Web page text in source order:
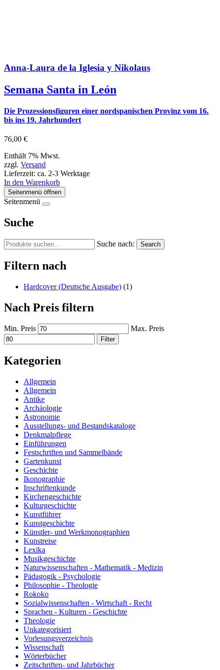
Anna-Laura de la Iglesia y Nikolaus
Semana Santa in León
Die Prozessionsfiguren einer nordspanischen Provinz vom 16.
bis ins 19. Jahrhundert
76,00 €
Enthält 7% Mwst.
zzgl. Versand
Lieferzeit: ca. 2-3 Werktage
In den Warenkorb
Seitenmenü öffnen
Seitenmenü
Suche
Suche nach: Search
Filtern nach
Hardcover (Deutsche Ausgabe) (1)
Nach Preis filtern
Min. Preis Max. Preis
Filter
Kategorien
Allgemein
Allgemein
Antike
Archäologie
Astronomie
Ausstellungs- und Bestandskataloge
Denkmalpflege
Einführungen
Festschriften und Sammelbände
Gartenkunst
Geschichte
Ikonographie
Inschriftenkunde
Kirchengeschichte
Kulturgeschichte
Kunstführer
Kunstgeschichte
Künstler- und Werkmonographien
Kunstreise
Lexika
Musikgeschichte
Naturwissenschaften - Mathematik - Medizin
Pädagogik - Psychologie
Philosophie - Theologie
Rokoko
Sozialwissenschaften - Wirtschaft - Recht
Sprachen - Kulturen - Geschichte
Theologie
Unkategorisiert
Vorlesungsverzeichnis
Wissenschaft
Wörterbücher
Zeitschriften- und Jahrbücher